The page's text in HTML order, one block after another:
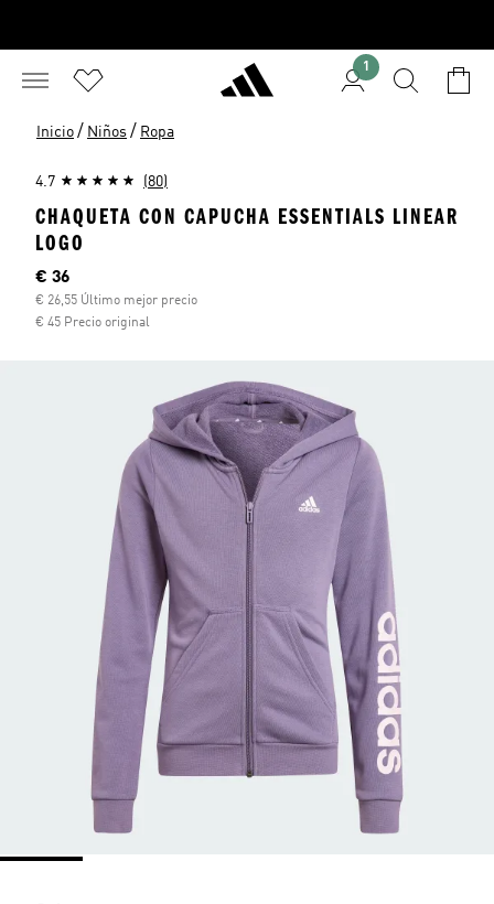
1
Inicio / Niños / Ropa
4.7 (80)
CHAQUETA CON CAPUCHA ESSENTIALS LINEAR
LOGO
Precio actual
€ 36
€ 26,55 Último mejor precio
€ 45 Precio original